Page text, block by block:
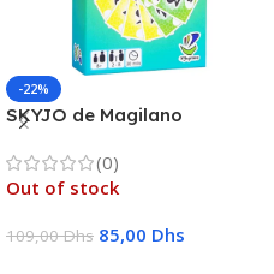
-22%
SKYJO de Magilano
(0)
Out of stock
109,00Dhs 85,00 Dhs